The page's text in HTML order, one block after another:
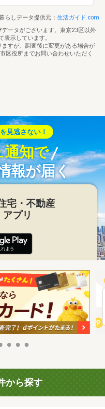
らしデータ提供元： 生活ガイド.com
ータがございます。東京23区以外
示しています。
すが、調査後に変更がある場合が
区役所までお問い合わせいただく
見逃さない！
通知で
報が届く
宅・不動産
アプリ
から探す